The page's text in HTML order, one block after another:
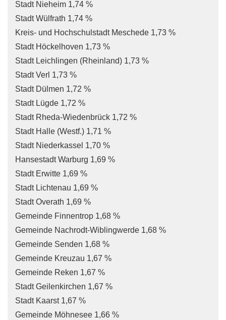
Stadt Nieheim 1,74 %
Stadt Wülfrath 1,74 %
Kreis- und Hochschulstadt Meschede 1,73 %
Stadt Höckelhoven 1,73 %
Stadt Leichlingen (Rheinland) 1,73 %
Stadt Verl 1,73 %
Stadt Dülmen 1,72 %
Stadt Lügde 1,72 %
Stadt Rheda-Wiedenbrück 1,72 %
Stadt Halle (Westf.) 1,71 %
Stadt Niederkassel 1,70 %
Hansestadt Warburg 1,69 %
Stadt Erwitte 1,69 %
Stadt Lichtenau 1,69 %
Stadt Overath 1,69 %
Gemeinde Finnentrop 1,68 %
Gemeinde Nachrodt-Wiblingwerde 1,68 %
Gemeinde Senden 1,68 %
Gemeinde Kreuzau 1,67 %
Gemeinde Reken 1,67 %
Stadt Geilenkirchen 1,67 %
Stadt Kaarst 1,67 %
Gemeinde Möhnesee 1,66 %